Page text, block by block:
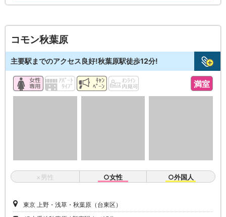
コモン秋葉原
主要駅までのアクセス良好!秋葉原駅徒歩12分!
満室
×男性 ○女性 ○外国人
東京 上野・浅草・秋葉原（台東区）